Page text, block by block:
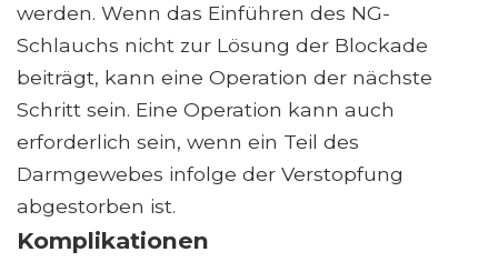
werden. Wenn das Einführen des NG-
Schlauchs nicht zur Lösung der Blockade
beiträgt, kann eine Operation der nächste
Schritt sein. Eine Operation kann auch
erforderlich sein, wenn ein Teil des
Darmgewebes infolge der Verstopfung
abgestorben ist.
Komplikationen